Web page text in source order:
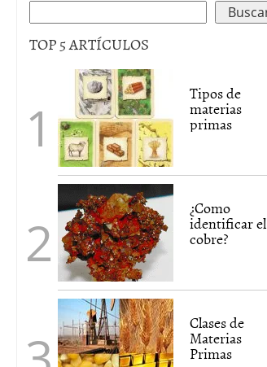
TOP 5 ARTÍCULOS
Tipos de
materias
primas
¿Como
identificar el
cobre?
Clases de
Materias
Primas